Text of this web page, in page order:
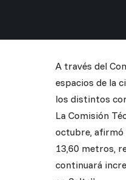
A través del
espacios de la
los distintos
La Comisión
octubre, afirmó
13,60 metros,
continuará